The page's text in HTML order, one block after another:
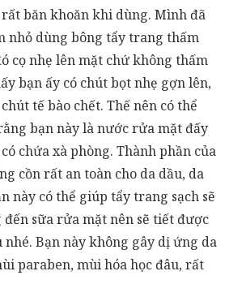
băn khoăn khi dùng. Mình đã
nhỏ dùng bông tẩy trang thấm
cọ nhẹ lên mặt chứ không thấm
bạn ấy có chút bọt nhẹ gợn lên,
tế bào chết. Thế nên có thể
bạn này là nước rửa mặt đấy
chứa xà phòng. Thành phần của
cồn rất an toàn cho da dầu, da
này có thể giúp tẩy trang sạch sẽ
sữa rửa mặt nên sẽ tiết được
Bạn này không gây dị ứng da
paraben, mùi hóa học đâu, rất